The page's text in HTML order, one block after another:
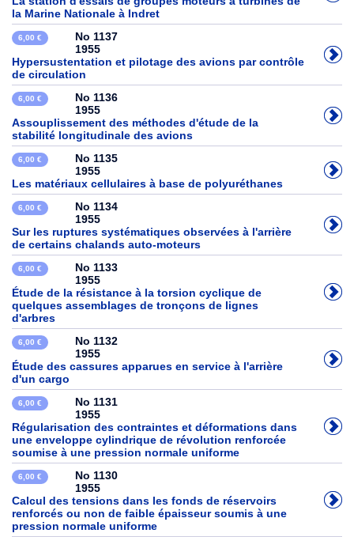
la Marine Nationale à Indret
6,00 €
No 1137
1955
Hypersustentation et pilotage des avions par contrôle
de circulation
6,00 €
No 1136
1955
Assouplissement des méthodes d'étude de la
stabilité longitudinale des avions
6,00 €
No 1135
1955
Les matériaux cellulaires à base de polyuréthanes
6,00 €
No 1134
1955
Sur les ruptures systématiques observées à l'arrière
de certains chalands auto-moteurs
6,00 €
No 1133
1955
Étude de la résistance à la torsion cyclique de
quelques assemblages de tronçons de lignes
d'arbres
6,00 €
No 1132
1955
Étude des cassures apparues en service à l'arrière
d'un cargo
6,00 €
No 1131
1955
Régularisation des contraintes et déformations dans
une enveloppe cylindrique de révolution renforcée
soumise à une pression normale uniforme
6,00 €
No 1130
1955
Calcul des tensions dans les fonds de réservoirs
renforcés ou non de faible épaisseur soumis à une
pression normale uniforme